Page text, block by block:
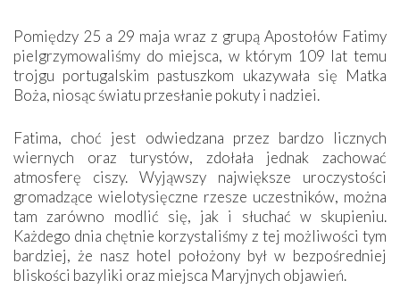
Pomiędzy 25 a 29 maja wraz z grupą Apostołów Fatimy
pielgrzymowaliśmy do miejsca, w którym 109 lat temu
trojgu portugalskim pastuszkom ukazywała się Matka
Boża, niosąc światu przesłanie pokuty i nadziei.
Fatima, choć jest odwiedzana przez bardzo licznych
wiernych oraz turystów, zdołała jednak zachować
atmosferę ciszy. Wyjąwszy największe uroczystości
gromadzące wielotysięczne rzesze uczestników, można
tam zarówno modlić się, jak i słuchać w skupieniu.
Każdego dnia chętnie korzystaliśmy z tej możliwości tym
bardziej, że nasz hotel położony był w bezpośredniej
bliskości bazyliki oraz miejsca Maryjnych objawień.